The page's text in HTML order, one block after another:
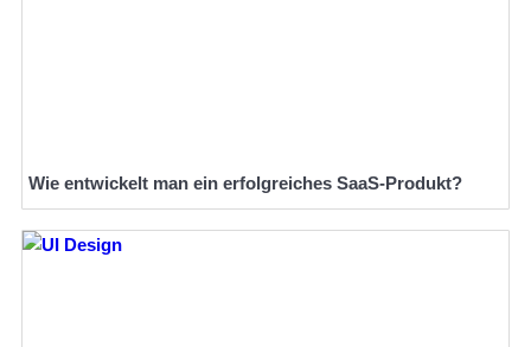
Wie entwickelt man ein erfolgreiches SaaS-Produkt?